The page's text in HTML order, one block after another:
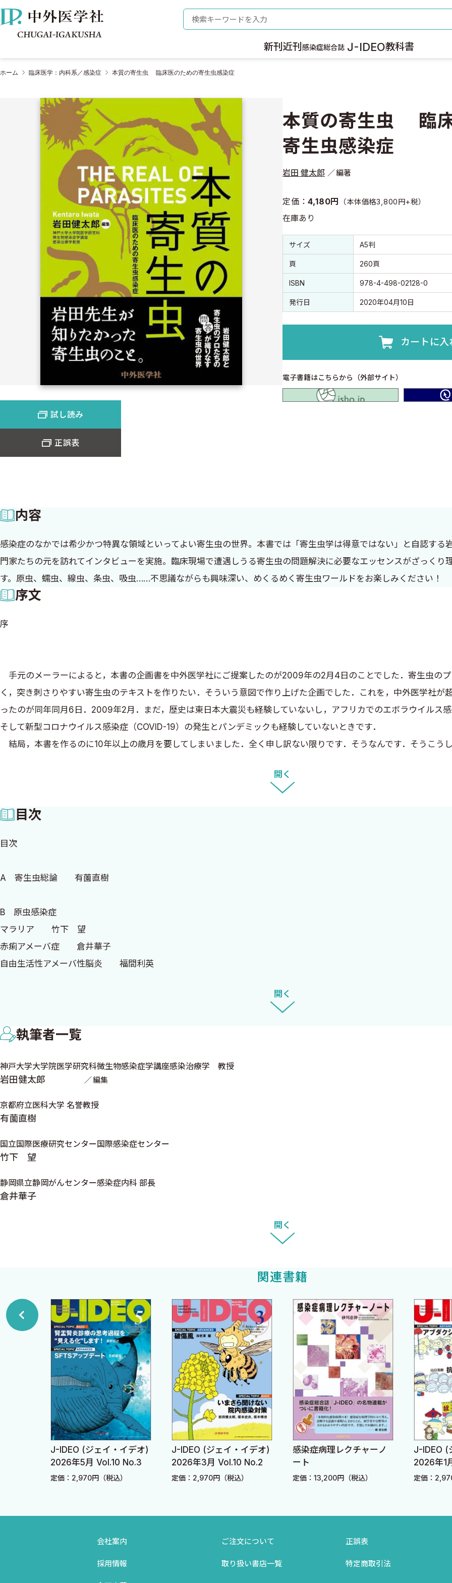
株式会社 中外医学社 検索キーワード
新刊 近刊 感染症総合誌 J-IDEO教科書
ホーム 臨床医学：内科系／感染症 本質の寄生虫 臨床医のための寄生虫感染症
本質の寄生虫 臨
寄生虫感染症
岩田 健太郎 編著
定価：4,180円 （本体価格3,800円+税）
在庫あり
書誌情報
書誌情報
サイズ A5判
頁 260頁
ISBN 978-4-498-02128-0
発行日 2020年04月10日
カートに入
電子書籍はこちらから（外部サイト）
試し読み
正誤表
内容
感染症のなかでは希少かつ特異な領域といってよい寄生虫の世界。本書では「寄生虫学は得意ではない」と自認する
門家たちの元を訪れてインタビューを実施。臨床現場で遭遇しうる寄生虫の問題解決に必要なエッセンスがざっくり
す。原虫、蠕虫、線虫、条虫、吸虫……不思議ながらも興味深い、めくるめく寄生虫ワールドをお楽しみください！
序文
序
手元のメーラーによると，本書の企画書を中外医学社にご提案したのが2009年の2月4日のことでした．寄生虫の
く，突き刺さりやすい寄生虫のテキストを作りたい．そういう意図で作り上げた企画でした．これを，中外医学社が
ったのが同年同月6日．2009年2月．まだ，歴史は東日本大震災も経験していないし，アフリカでのエボラウイルス感
そして新型コロナウイルス感染症（COVID-19）の発生とパンデミックも経験していないときです．
結局，本書を作るのに10年以上の歳月を要してしまいました．全く申し訳ない限りです．そうなんです．そうこう
ところで，ぼくは一介の感染症屋ではありますが，（本文をお読みいただければおわかりいただけたと思いますが
りません．また，ぼくは虫フェチでもありません．本書に出てくる達人の域に達した虫プロの皆様のように，腹から出
込んでどうなることかとドキドキ胸をときめかせるようなフェティシズムがないのです（多少，盛ってます）．この
「虫愛づる姫君」だったのですが（本文参照），最近はイヤリングなどのアクセサリーも虫，ゴキブリのコスプレで
虫に限らず，ぼくは感染症屋の中では決定的にコレクター気質を欠いているというか，菌やウイルスに対してもフェ
ん．
ただ，虫という「存在」よりも寄生という「現象」にはとても興味がありました．虫体そのものにはよだれはでない
ビビッと来ます．ハイデガーというより，レヴィ・ストロースなのです（嘘）．
とは，質問するのが一番と思い，各界のプロの皆様に教えを請おうと思ったのが本書企画のきっかけでした．
から知っていたぜ」的なクレームをされても当方は一切関知いたしませんあしからず．その代わり，「寄生虫なんてわ
時代，全然おもしろくなかった」イワタが校正稿を読んで「めっちゃわかりやすいやん，めっちゃ勉強になるわー」
本書は臨床現場で時々遭遇するような寄生虫学的問題に必要な事項をしっかりお伝えしています．逆に，現場で必要
と」はできるだけ省き，しかしザックリとした「構造」を感得できるようには工夫しています．たとえば，（非専門
ときは，以下のような文章がよいのです．
人もの皇帝が即位してはただちに退位することを繰り返し，侵入者たちに対してほとんど抵抗することができなかっ
ここで，マニアはローマ皇帝を順番に完全暗記するのですが，一般人は「何人もの皇帝が即位してはただちに退位」
ところで，読者の皆さんはMKSAPというものをご存知でしょうか．これはMedical Knowledge Self-Assessment
内科専門医試験なんかを受けるときの解説書かつ問題集です．非常に質の高い教材なのですが，これにMKSAP
て，音声で同じコンテンツを解説してくれています．全米各地の専門家にミネソタの内科医，Donald Deye医師がイ
ても勉強になるのです．まさにソクラテス・メソッドで，Deye先生が臨床医の迷いそうなポイントを的確に質問し，
方法をとっているのです．とても頭に入りやすい．
こういうコンテンツがあるといいな，とぼくは前から思っていたのですが，それを本書ではちょっと具現化できて
えがポンポンと続くテンポの良さ．みなさんも同様の「学びやすさ」を本書で追体験していただけていれば，これ以
最後に，本書企画当初からお世話になった中外医学社の岩松宏典様，ぼくの乱筆校正に丁寧に対応していただいた
し上げます．そして，本書作成にあたり，ご多忙のところお時間をとっていただき，イワタの数々の阿呆な質問に丁
生方にこの場を借りて心から御礼申し上げます．
岩田健太郎
開く
目次
目次
A 寄生虫総論 有薗直樹
B 原虫感染症
マラリア 竹下 望
赤痢アメーバ症 倉井華子
自由生活性アメーバ性脳炎 福間利英
内臓リーシュマニア症 所 正治
C 蠕虫感染症
回虫症・鉤虫症・鞭虫症・蟯虫症 吉川正英
トキソカラ症 吉川正英
アニサキス症 大路 剛
旋尾線虫症 大西健児
肝吸虫症・肝蛭症・異形吸虫症 中村（内山）ふくみ
住血吸虫症 前田卓哉
日本海裂頭条虫症 大西健児
無鉤条虫症 大西健児
有鉤囊虫症 大西健児 中村（内山）ふくみ
エキノコックス症 佐藤直樹
皮膚寄生虫症 松岡裕之
開く
執筆者一覧
神戸大学大学院医学研究科微生物感染症学講座感染治療学 教授
岩田健太郎 編集
京都府立医科大学 名誉教授
有薗直樹
国立国際医療研究センター国際感染症センター
竹下 望
静岡県立静岡がんセンター感染症内科 部長
倉井華子
開く
関連書籍
J-IDEO (ジェイ・イデオ)
2026年5月 Vol.10 No.3
定価：2,970円（税込）
J-IDEO (ジェイ・イデオ)
2026年3月 Vol.10 No.2
定価：2,970円（税込）
感染症病理レクチャーノ
ート
定価：13,200円（税込）
J-IDEO (
2026年1
定価：
会社案内
採用情報
ご注文について
取り扱い書店一覧
正誤表
特定商取引法